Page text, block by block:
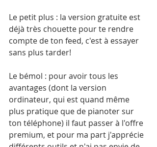
Le petit plus : la version gratuite est
déjà très chouette pour te rendre
compte de ton feed, c'est à essayer
sans plus tarder!
Le bémol : pour avoir tous les
avantages (dont la version
ordinateur, qui est quand même
plus pratique que de pianoter sur
ton téléphone) il faut passer à l'offre
premium, et pour ma part j'apprécie